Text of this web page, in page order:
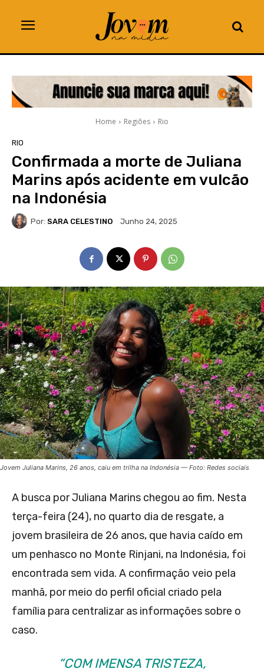
Home Regiões Rio
RIO
Confirmada a morte de Juliana
Marins após acidente em vulcão
na Indonésia
Por: SARA CELESTINO Junho 24, 2025
Jovem Juliana Marins, 26 anos, caiu em trilha na Indonésia — Foto: Redes sociais
A busca por Juliana Marins chegou ao fim. Nesta
terça-feira (24), no quarto dia de resgate, a
jovem brasileira de 26 anos, que havia caído em
um penhasco no Monte Rinjani, na Indonésia, foi
encontrada sem vida. A confirmação veio pela
manhã, por meio do perfil oficial criado pela
família para centralizar as informações sobre o
caso.
“COM IMENSA TRISTEZA,